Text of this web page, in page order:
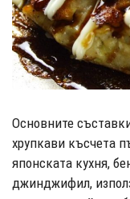
Основните
хрупкави късчета
японската кухня,
джинджифил,